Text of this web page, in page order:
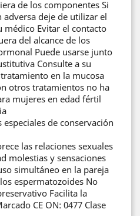
de los componentes Si
deje de utilizar el
médico Evitar el contacto
del alcance de los
Puede usarse junto
Consulte a su
en la mucosa
otros tratamientos no ha
mujeres en edad fértil
de conservación
las relaciones sexuales
molestias y sensaciones
simultáneo en la pareja
espermatozoides No
Facilita la
CE ON: 0477 Clase